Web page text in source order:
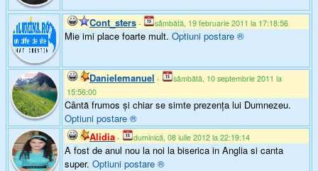
Cont_sters - sâmbătă, 19 februarie 2011 la 17:18:56
Mie imi place foarte mult. Optiuni postare ®
Danielemanuel -
sâmbătă, 10 septembrie 2011 la
15:56:00
Cântă frumos și chiar se simte prezența lui Dumnezeu.
Optiuni postare ®
Alidia - duminică, 08 iulie 2012 la 22:19:14
A fost de anul nou la noi la biserica in Anglia si canta
super. Optiuni postare ®